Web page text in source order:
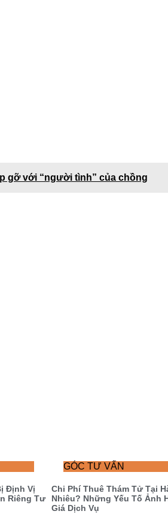
gỡ với “người tình” của chồng
Định Vị
Riêng Tư
GÓC TƯ VẤN
Chi Phí Thuê Thám Tử Tại
Nhiêu? Những Yếu Tố Ảnh
Giá Dịch Vụ